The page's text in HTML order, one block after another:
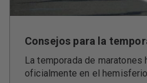
Consejos para la
La temporada de maratones
oficialmente en el